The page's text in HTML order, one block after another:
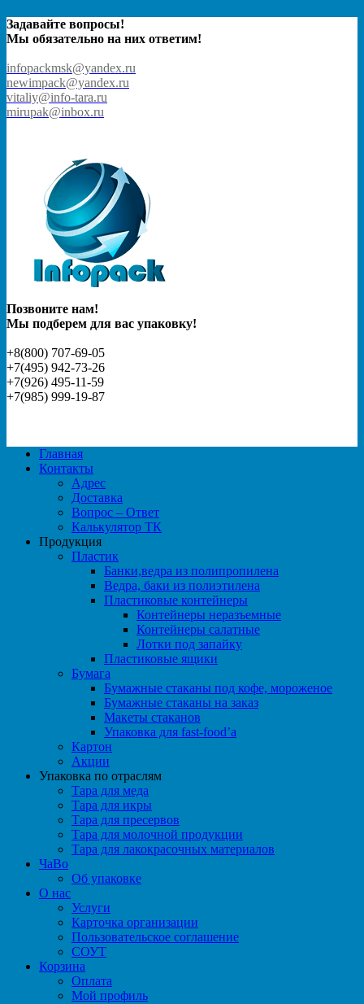
Задавайте вопросы!
Мы обязательно на них ответим!
infopackmsk@yandex.ru
newimpack@yandex.ru
vitaliy@info-tara.ru
mirupak@inbox.ru
Позвоните нам!
Мы подберем для вас упаковку!
+8(800) 707-69-05
+7(495) 942-73-26
+7(926) 495-11-59
+7(985) 999-19-87
Главная
Контакты
Адрес
Доставка
Вопрос – Ответ
Калькулятор ТК
Продукция
Пластик
Банки,ведра из полипропилена
Ведра, баки из полиэтилена
Пластиковые контейнеры
Контейнеры неразъемные
Контейнеры салатные
Лотки под запайку
Пластиковые ящики
Бумага
Бумажные стаканы под кофе, мороженое
Бумажные стаканы на заказ
Макеты стаканов
Упаковка для fast-food’а
Картон
Акции
Упаковка по отраслям
Тара для меда
Тара для икры
Тара для пресервов
Тара для молочной продукции
Тара для лакокрасочных материалов
ЧаВо
Об упаковке
О нас
Услуги
Карточка организации
Пользовательское соглашение
СОУТ
Корзина
Оплата
Мой профиль